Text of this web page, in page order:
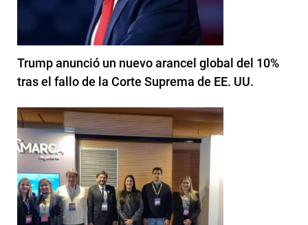
Trump anunció un nuevo arancel global del 10%
tras el fallo de la Corte Suprema de EE. UU.